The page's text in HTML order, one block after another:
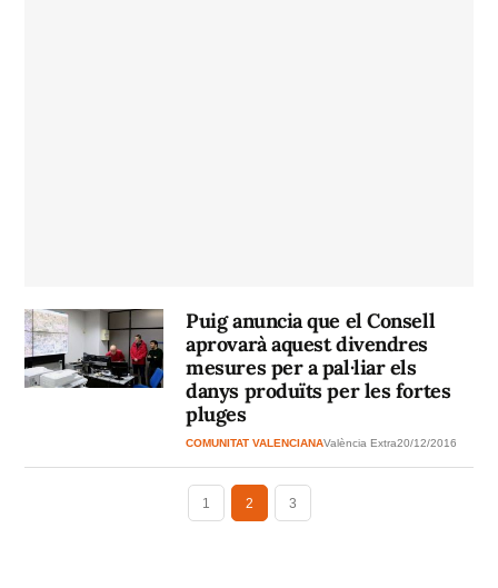
Puig anuncia que el Consell
aprovarà aquest divendres
mesures per a pal·liar els
danys produïts per les fortes
pluges
COMUNITAT VALENCIANAValència Extra20/12/2016
1 2 3